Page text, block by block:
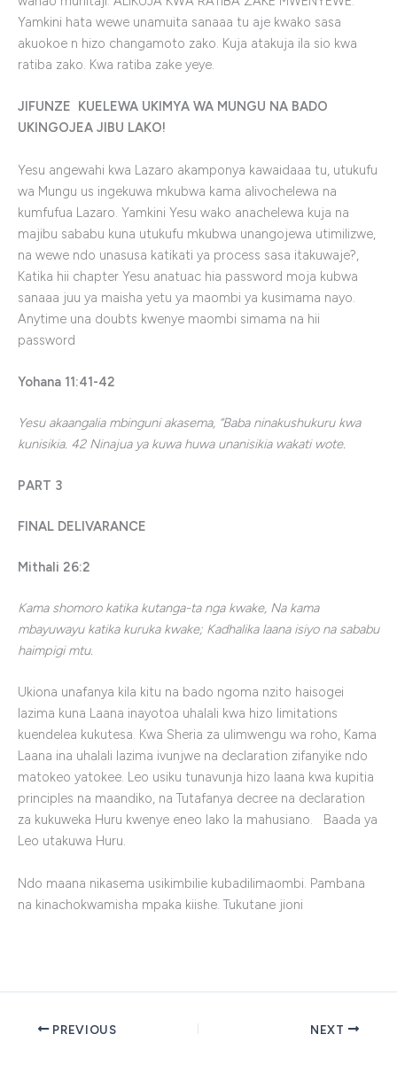
Yamkini hata wewe unamuita sanaaa tu aje kwako sasa
akuokoe n hizo changamoto zako. Kuja atakuja ila sio kwa
ratiba zako. Kwa ratiba zake yeye.
JIFUNZE KUELEWA UKIMYA WA MUNGU NA BADO
UKINGOJEA JIBU LAKO!
Yesu angewahi kwa Lazaro akamponya kawaidaaa tu, utukufu
wa Mungu us ingekuwa mkubwa kama alivochelewa na
kumfufua Lazaro. Yamkini Yesu wako anachelewa kuja na
majibu sababu kuna utukufu mkubwa unangojewa utimilizwe,
na wewe ndo unasusa katikati ya process sasa itakuwaje?,
Katika hii chapter Yesu anatuac hia password moja kubwa
sanaaa juu ya maisha yetu ya maombi ya kusimama nayo.
Anytime una doubts kwenye maombi simama na hii
password
Yohana 11:41-42
Yesu akaangalia mbinguni akasema, “Baba ninakushukuru kwa
kunisikia. 42 Ninajua ya kuwa huwa unanisikia wakati wote.
PART 3
FINAL DELIVARANCE
Mithali 26:2
Kama shomoro katika kutanga-ta nga kwake, Na kama
mbayuwayu katika kuruka kwake; Kadhalika laana isiyo na sababu
haimpigi mtu.
Ukiona unafanya kila kitu na bado ngoma nzito haisogei
lazima kuna Laana inayotoa uhalali kwa hizo limitations
kuendelea kukutesa. Kwa Sheria za ulimwengu wa roho, Kama
Laana ina uhalali lazima ivunjwe na declaration zifanyike ndo
matokeo yatokee. Leo usiku tunavunja hizo laana kwa kupitia
principles na maandiko, na Tutafanya decree na declaration
za kukuweka Huru kwenye eneo lako la mahusiano. Baada ya
Leo utakuwa Huru.
Ndo maana nikasema usikimbilie kubadilimaombi. Pambana
na kinachokwamisha mpaka kiishe. Tukutane jioni
PREVIOUS NEXT